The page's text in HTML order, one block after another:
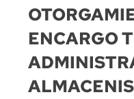
ENCARGO